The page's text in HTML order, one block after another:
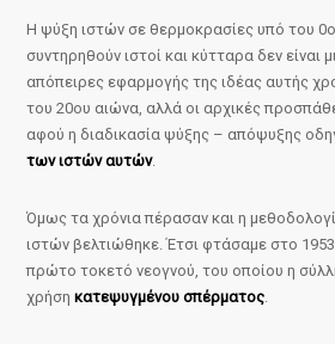
Η ψύξη ιστών σε θερμοκρασίες υπό του
συντηρηθούν ιστοί και κύτταρα δεν είναι
απόπειρες εφαρμογής της ιδέας αυτής
του 20ου αιώνα, αλλά οι αρχικές
αφού η διαδικασία ψύξης – απόψυξης
των ιστών αυτών.
Όμως τα χρόνια πέρασαν και η
ιστών βελτιώθηκε. Έτσι φτάσαμε στο
πρώτο τοκετό νεογνού, του οποίου η
χρήσηκατεψυγμένου σπέρματος.